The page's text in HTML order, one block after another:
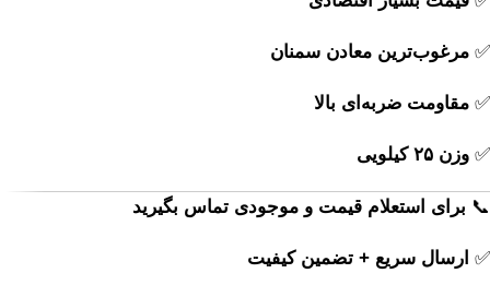
✅ مرغوب‌ترین معادن سمنان
✅ مقاومت ضربه‌ای بالا
✅ وزن ۲۵ کیلویی
📞 برای استعلام قیمت و موجودی تماس بگیرید
✅ ارسال سریع + تضمین کیفیت